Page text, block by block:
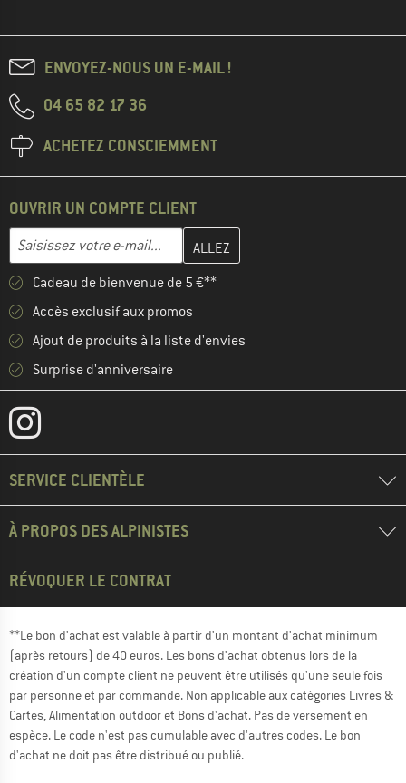
ENVOYEZ-NOUS UN E-MAIL !
04 65 82 17 36
ACHETEZ CONSCIEMMENT
OUVRIR UN COMPTE CLIENT
Adresse e-mail
Entrez votre adresse e-mail ici et créez votre compte client à la
Cadeau de bienvenue de 5 €**
Accès exclusif aux promos
Ajout de produits à la liste d'envies
Surprise d'anniversaire
SERVICE CLIENTÈLE
À PROPOS DES ALPINISTES
RÉVOQUER LE CONTRAT
**Le bon d'achat est valable à partir d'un montant d'achat minimum
(après retours) de 40 euros. Les bons d'achat obtenus lors de la
création d'un compte client ne peuvent être utilisés qu'une seule fois
par personne et par commande. Non applicable aux catégories Livres &
Cartes, Alimentation outdoor et Bons d'achat. Pas de versement en
espèce. Le code n'est pas cumulable avec d'autres codes. Le bon
d'achat ne doit pas être distribué ou publié.